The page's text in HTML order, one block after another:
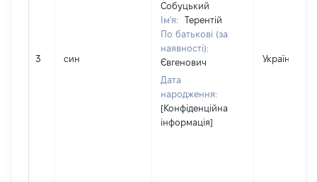
3 син
Собуцький
Ім'я:
Терентій
По батькові (за
наявності):
Євгенович
Дата
народження:
[Конфіденційна
інформація]
Україна